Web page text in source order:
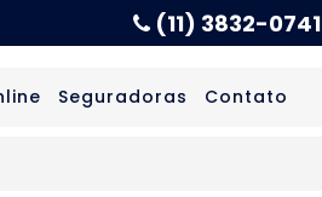
(11) 3832-0741
Seguradoras Contato